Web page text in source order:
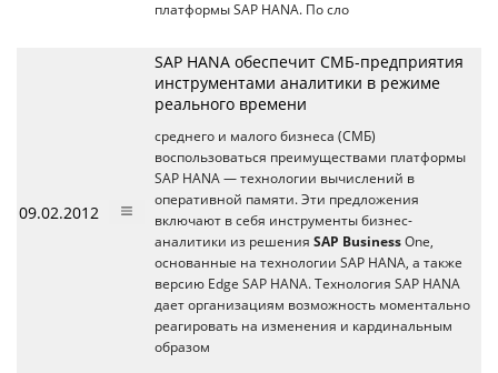
платформы SAP HANA. По сло
09.02.2012
SAP HANA обеспечит СМБ-предприятия
инструментами аналитики в режиме
реального времени
среднего и малого бизнеса (СМБ)
воспользоваться преимуществами платформы
SAP HANA — технологии вычислений в
оперативной памяти. Эти предложения
включают в себя инструменты бизнес-
аналитики из решения SAP Business One,
основанные на технологии SAP HANA, а также
версию Edge SAP HANA. Технология SAP HANA
дает организациям возможность моментально
реагировать на изменения и кардинальным
образом